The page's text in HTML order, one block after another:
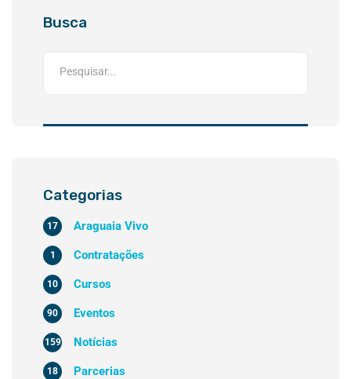
Busca
Categorias
Araguaia Vivo
17
Contratações
1
Cursos
10
Eventos
90
Notícias
159
Parcerias
18